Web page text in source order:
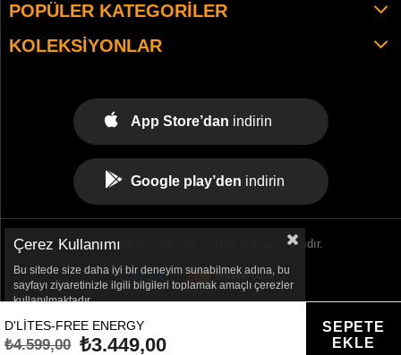
D'LITES-FREE ENERGY
₺4.599,00 ₺3.449,00
POPÜLER KATEGORILER
KOLEKSIYONLAR
App Store’dan indirin
Google play’den indirin
© 2021 tekemspor.com. - Tüm Hakları Saklıdır.
Çerez Kullanımı
Bu sitede size daha iyi bir deneyim sunabilmek adına, bu
sayfayı ziyaretinizle ilgili bilgileri toplamak amaçlı çerezler
kullanılmaktadır.